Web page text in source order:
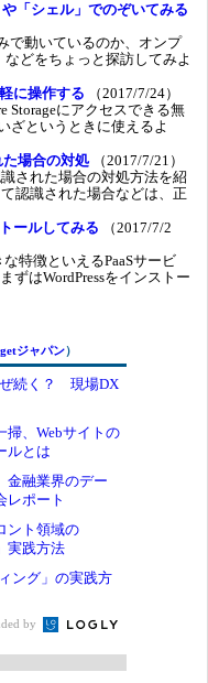
「シェル」でのぞいてみる
で動いているのか、オンプ
などをちょっと探訪してみよ
に操作する （2017/7/24）
Storageにアクセスできる無
ざというときに使えるよ
場合の対処 （2017/7/21）
された場合の対処方法を紹
認識された場合などは、正
ールしてみる （2017/7/2
特徴といえるPaaSサービ
ずはWordPressをインストー
ジャパン）
ぜ続く？ 現場DX
掃、Webサイトの
ルとは
融業界のデー
レポート
ント領域の
実践方法
ング」の実践方
by